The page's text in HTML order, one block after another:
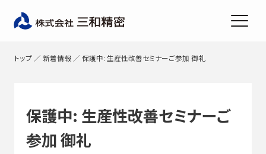
トップ ／ 新着情報 ／ 保護中: 生産性改善セミナーご参加 御礼
保護中: 生産性改善セミナーご
参加 御礼